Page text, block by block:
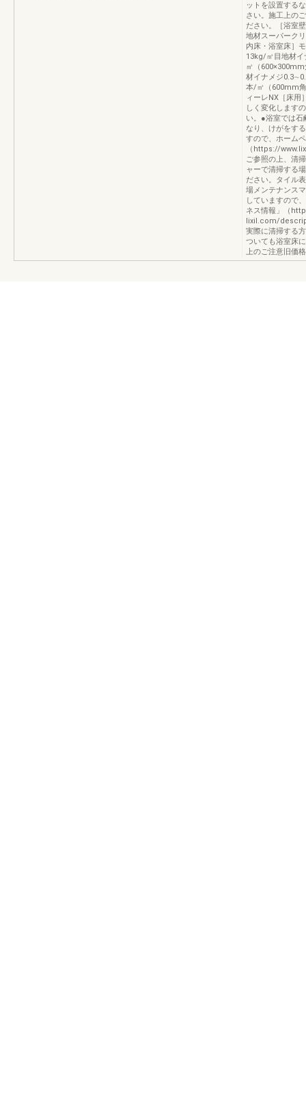
ットを設置する
さい。施工上の
ださい。［浴室
地材スーパーク
内床・浴室床］
13kg/㎡目地材
㎡（
材イナメジ
本/㎡（600mm角
ィーレNX［床用
しく変化します
い。●浴室では石
なり、けがをす
すので、ホーム
（https://
ご参照の上、清
ャーで清掃する
ださい。タイル
場メンテナンス
していますので
ネス情報」（
lixil.com/
実際に清掃する
ついても浴室床
上のご注意旧価